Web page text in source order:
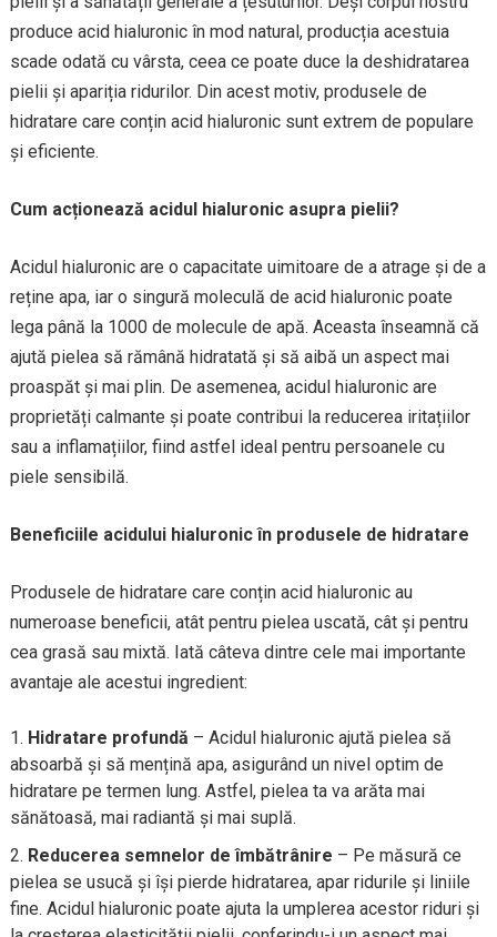
produce acid hialuronic în mod natural, producția acestuia
scade odată cu vârsta, ceea ce poate duce la deshidratarea
pielii și apariția ridurilor. Din acest motiv, produsele de
hidratare care conțin acid hialuronic sunt extrem de populare
și eficiente.
Cum acționează acidul hialuronic asupra pielii?
Acidul hialuronic are o capacitate uimitoare de a atrage și de a
reține apa, iar o singură moleculă de acid hialuronic poate
lega până la 1000 de molecule de apă. Aceasta înseamnă că
ajută pielea să rămână hidratată și să aibă un aspect mai
proaspăt și mai plin. De asemenea, acidul hialuronic are
proprietăți calmante și poate contribui la reducerea iritațiilor
sau a inflamațiilor, fiind astfel ideal pentru persoanele cu
piele sensibilă.
Beneficiile acidului hialuronic în produsele de hidratare
Produsele de hidratare care conțin acid hialuronic au
numeroase beneficii, atât pentru pielea uscată, cât și pentru
cea grasă sau mixtă. Iată câteva dintre cele mai importante
avantaje ale acestui ingredient:
Hidratare profundă – Acidul hialuronic ajută pielea să
absoarbă și să mențină apa, asigurând un nivel optim de
hidratare pe termen lung. Astfel, pielea ta va arăta mai
sănătoasă, mai radiantă și mai suplă.
Reducerea semnelor de îmbătrânire – Pe măsură ce
pielea se usucă și își pierde hidratarea, apar ridurile și liniile
fine. Acidul hialuronic poate ajuta la umplerea acestor riduri și